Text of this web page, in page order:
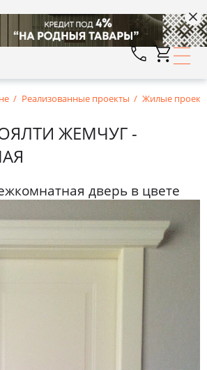
Реализованные проекты Жилые
ЖЕМЧУГ -
дверь в цвете